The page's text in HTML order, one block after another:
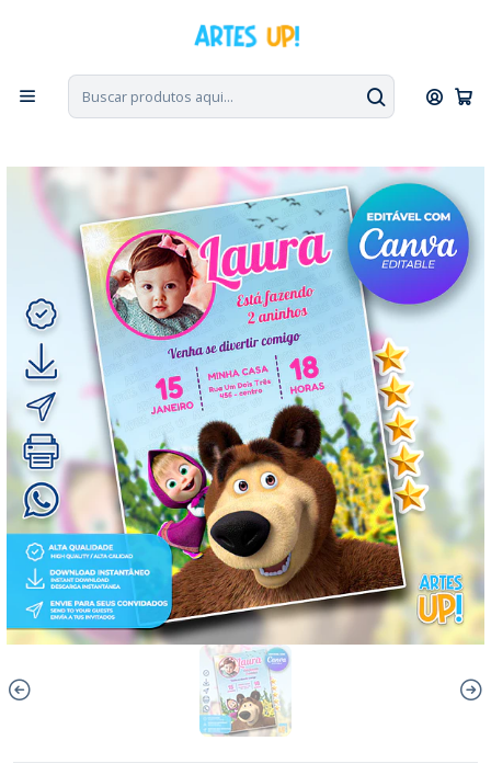
Escolha seu idioma. Change the language. Cambia el
Início Convites Digitais Aniversário Convites com Foto
Convite Digital Aniversário Masha e o Urso com Foto